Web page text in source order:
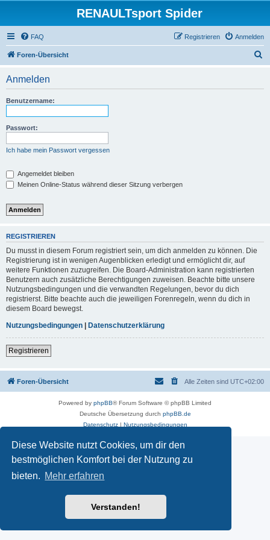
Diese Website nutzt Cookies, um dir den
bestmöglichen Komfort bei der Nutzung zu
bieten. Mehr erfahren
Verstanden!
RENAULTsport Spider
FAQ Anmelden
Registrieren
Foren-Übersicht
Anmelden
Benutzername:
Passwort:
Ich habe mein Passwort vergessen
Angemeldet bleiben
Meinen Online-Status während dieser Sitzung verbergen
REGISTRIEREN
Du musst in diesem Forum registriert sein, um dich anmelden zu können. Die
Registrierung ist in wenigen Augenblicken erledigt und ermöglicht dir, auf
weitere Funktionen zuzugreifen. Die Board-Administration kann registrierten
Benutzern auch zusätzliche Berechtigungen zuweisen. Beachte bitte unsere
Nutzungsbedingungen und die verwandten Regelungen, bevor du dich
registrierst. Bitte beachte auch die jeweiligen Forenregeln, wenn du dich in
diesem Board bewegst.
Nutzungsbedingungen | Datenschutzerklärung
Registrieren
Foren-Übersicht Alle Zeiten sind UTC+02:00
Powered by phpBB® Forum Software © phpBB Limited
Deutsche Übersetzung durch phpBB.de
Datenschutz| Nutzungsbedingungen